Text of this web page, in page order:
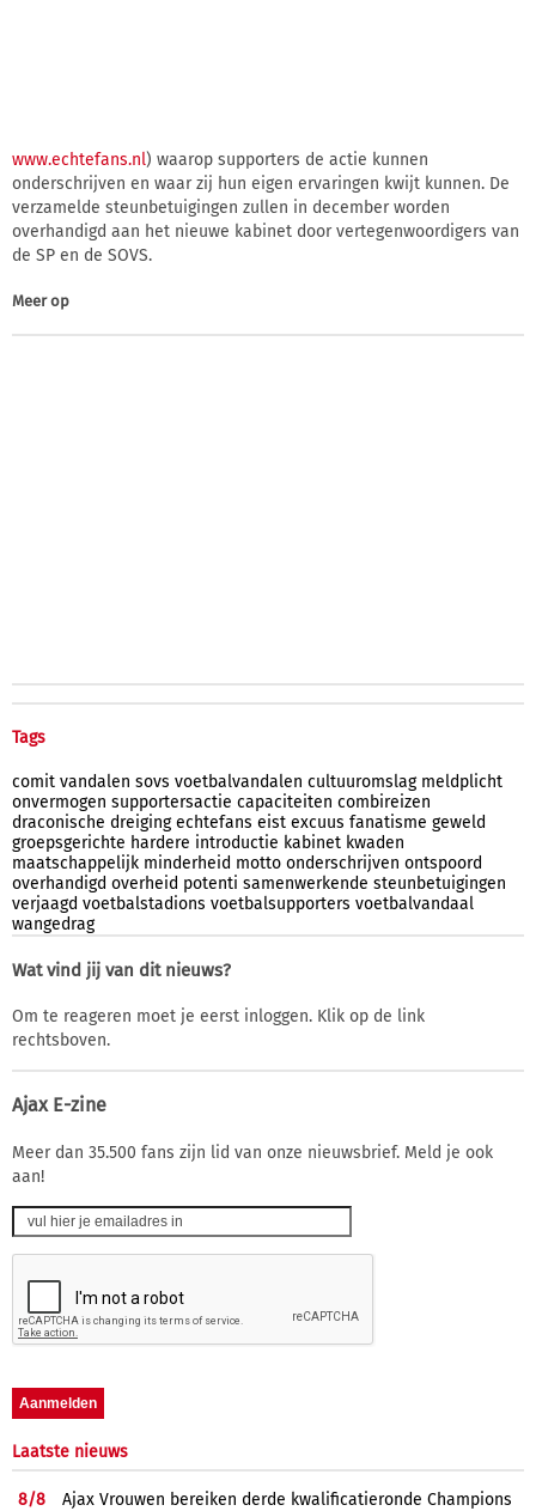
www.echtefans.nl) waarop supporters de actie kunnen
onderschrijven en waar zij hun eigen ervaringen kwijt kunnen. De
verzamelde steunbetuigingen zullen in december worden
overhandigd aan het nieuwe kabinet door vertegenwoordigers van
de SP en de SOVS.
Meer op
Tags
comit vandalen sovs voetbalvandalen cultuuromslag meldplicht
onvermogen supportersactie capaciteiten combireizen
draconische dreiging echtefans eist excuus fanatisme geweld
groepsgerichte hardere introductie kabinet kwaden
maatschappelijk minderheid motto onderschrijven ontspoord
overhandigd overheid potenti samenwerkende steunbetuigingen
verjaagd voetbalstadions voetbalsupporters voetbalvandaal
wangedrag
Wat vind jij van dit nieuws?
Om te reageren moet je eerst inloggen. Klik op de link
rechtsboven.
Ajax E-zine
Meer dan 35.500 fans zijn lid van onze nieuwsbrief. Meld je ook
aan!
Laatste nieuws
8/8
Ajax Vrouwen bereiken derde kwalificatieronde Champions